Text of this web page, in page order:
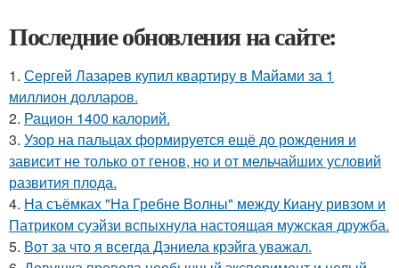
Последние обновления на сайте:
1. Сергей Лазарев купил квартиру в Майами за 1
миллион долларов.
2. Рацион 1400 калорий.
3. Узор на пальцах формируется ещё до рождения и
зависит не только от генов, но и от мельчайших условий
развития плода.
4. На съёмках "На Гребне Волны" между Киану ривзом и
Патриком суэйзи вспыхнула настоящая мужская дружба.
5. Вот за что я всегда Дэниела крэйга уважал.